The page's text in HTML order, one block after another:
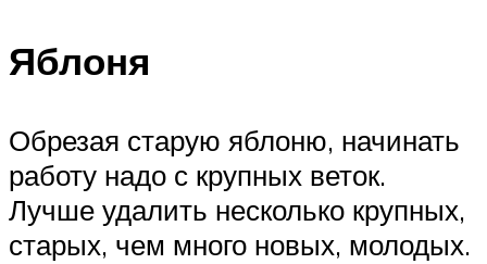
Яблоня
Обрезая старую яблоню, начинать
работу надо с крупных веток.
Лучше удалить несколько крупных,
старых, чем много новых, молодых.